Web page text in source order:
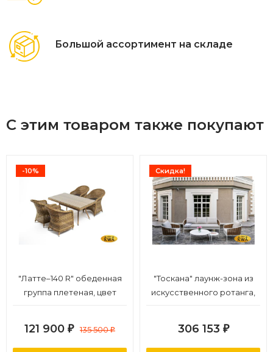
Большой ассортимент на складе
С этим товаром также покупают
-10%
"Латте–140 R" обеденная
группа плетеная, цвет
121 900 ₽ 135 500₽
Скидка!
"Тоскана" лаунж-зона из
искусственного ротанга,
306 153 ₽